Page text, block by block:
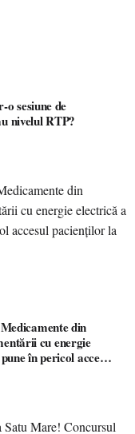
sesiune de
nivelul RTP?
din
cu energie
în pericol accesul